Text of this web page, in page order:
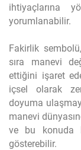
ihtiyaçlarına
yorumlanabilir.
Fakirlik
sıra manevi
ettiğini işaret
içsel olarak
doyuma
manevi
ve bu konuda
gösterebilir.